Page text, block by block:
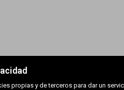
propias y de terceros para dar un